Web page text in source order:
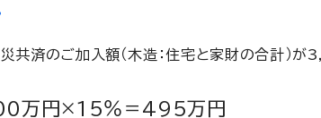
共済のご加入額（木造：住宅と家財の合計）
万円×15％＝495万円